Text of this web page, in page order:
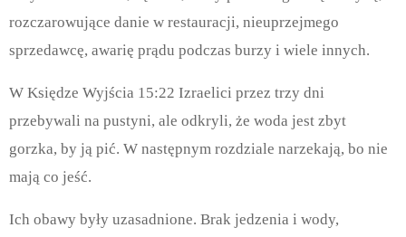
rozczarowujące danie w restauracji, nieuprzejmego
sprzedawcę, awarię prądu podczas burzy i wiele innych.
W Księdze Wyjścia 15:22 Izraelici przez trzy dni
przebywali na pustyni, ale odkryli, że woda jest zbyt
gorzka, by ją pić. W następnym rozdziale narzekają, bo nie
mają co jeść.
Ich obawy były uzasadnione. Brak jedzenia i wody,